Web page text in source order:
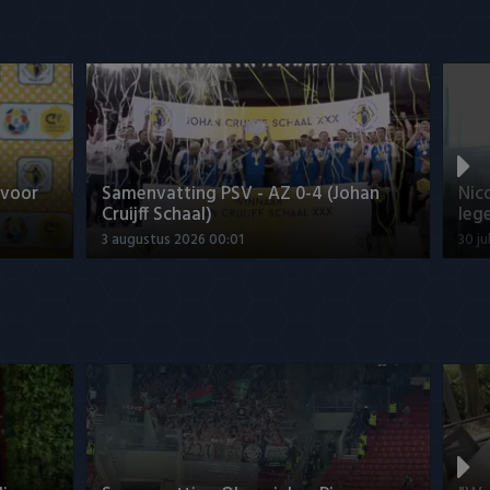
Samenvatting PSV - AZ 0-4 (Johan
Cruijff Schaal)
3 augustus 2026 00:01 30